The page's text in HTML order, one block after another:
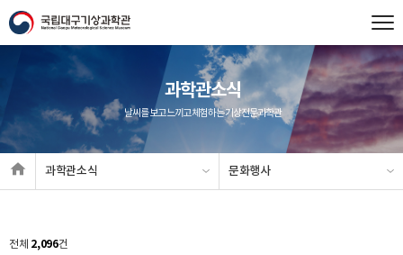
과학관소식
날씨를 보고 느끼고 체험하는 기상전문과학관
과학관소식 문화행사
전체 2,096건